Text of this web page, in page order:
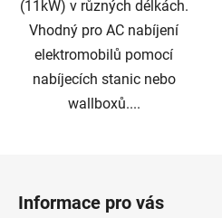
(11kW) v různých délkách.
Vhodný pro AC nabíjení
elektromobilů pomocí
nabíjecích stanic nebo
wallboxů....
Informace pro vás